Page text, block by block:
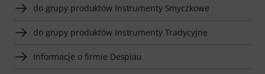
do grupy produktów Instrumenty Smyczkowe
do grupy produktów Instrumenty Tradycyjne
Informacje o firmie Despiau